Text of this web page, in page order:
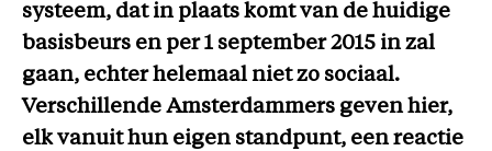
systeem, dat in plaats komt van de huidige
basisbeurs en per 1 september 2015 in zal
gaan, echter helemaal niet zo sociaal.
Verschillende Amsterdammers geven hier,
elk vanuit hun eigen standpunt, een reactie